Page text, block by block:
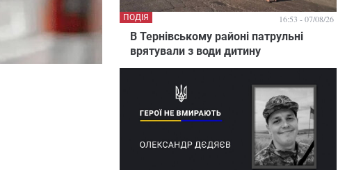
В Тернівському районі патрульні
врятували з води дитину
ПОДІЯ 16:53 - 07/08/26